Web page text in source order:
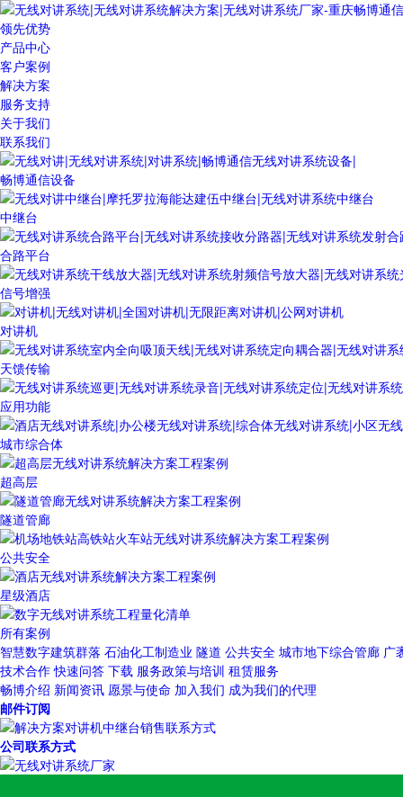
领先优势
产品中心
客户案例
解决方案
服务支持
关于我们
联系我们
畅博通信设备
中继台
合路平台
信号增强
对讲机
天馈传输
应用功能
城市综合体
超高层
隧道管廊
公共安全
星级酒店
所有案例
智慧数字建筑群落 石油化工制造业 隧道 公共安全 城市地下综合管廊 广
技术合作 快速问答 下载 服务政策与培训 租赁服务
畅博介绍 新闻资讯 愿景与使命 加入我们 成为我们的代理
邮件订阅
公司联系方式